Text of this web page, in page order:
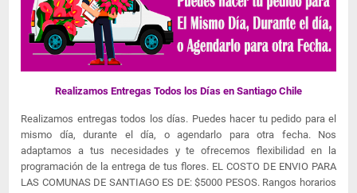
Realizamos Entregas Todos los Días en Santiago Chile
Realizamos entregas todos los días. Puedes hacer tu pedido para el
mismo día, durante el día, o agendarlo para otra fecha. Nos
adaptamos a tus necesidades y te ofrecemos flexibilidad en la
programación de la entrega de tus flores. EL COSTO DE ENVIO PARA
LAS COMUNAS DE SANTIAGO ES DE: $5000 PESOS. Rangos horarios